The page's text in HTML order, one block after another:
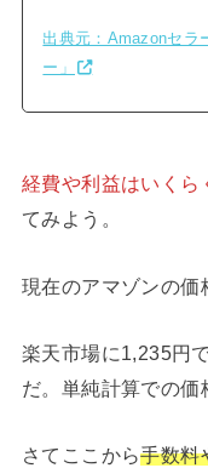
出典元：Amazonセラ
ー」
経費や利益はいくら
てみよう。
現在のアマゾンの価
楽天市場に1,235円
だ。単純計算での価
さてここから手数料